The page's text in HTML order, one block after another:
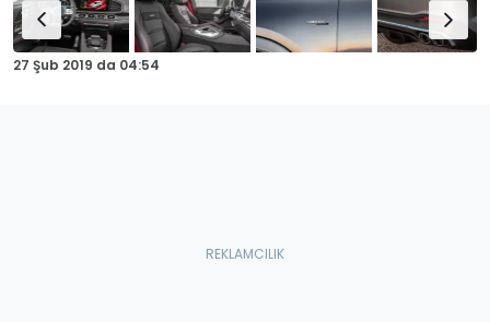
27 Şub 2019 da 04:54